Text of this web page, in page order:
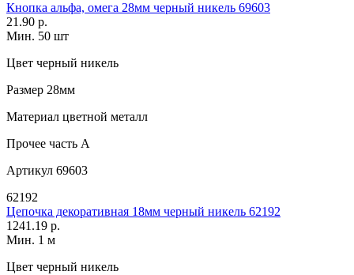
Кнопка альфа, омега 28мм черный никель 69603
21.90 р.
Мин. 50 шт
Цвет черный никель
Размер 28мм
Материал цветной металл
Прочее часть A
Артикул 69603
62192
Цепочка декоративная 18мм черный никель 62192
1241.19 р.
Мин. 1 м
Цвет черный никель